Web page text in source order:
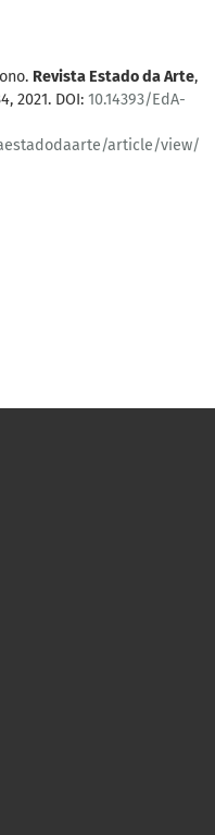
Revista Estado da Arte,
2021. DOI: 10.14393/EdA-
article/view/